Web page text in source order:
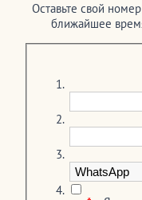
Оставьте свой
ближайшее